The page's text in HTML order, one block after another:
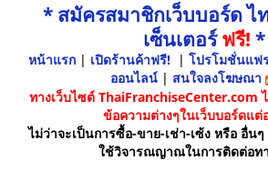
* สมัครสมาชิกเว็บบอร์ด ไ
เซ็นเตอร์ฟรี! *
หน้าแรก | เปิดร้านค้าฟรี! | โปรโมชั่นแฟ
ออนไลน์ | สนใจลงโฆษณา
ทางเว็บไซต์ ThaiFranchiseCenter.com
ข้อความต่างๆในเว็บบอร์ดแต่
ไม่ว่าจะเป็นการซื้อ-ขาย-เช่า-เซ้ง หรือ อื่น
ใช้วิจารณญาณในการติดต่อท